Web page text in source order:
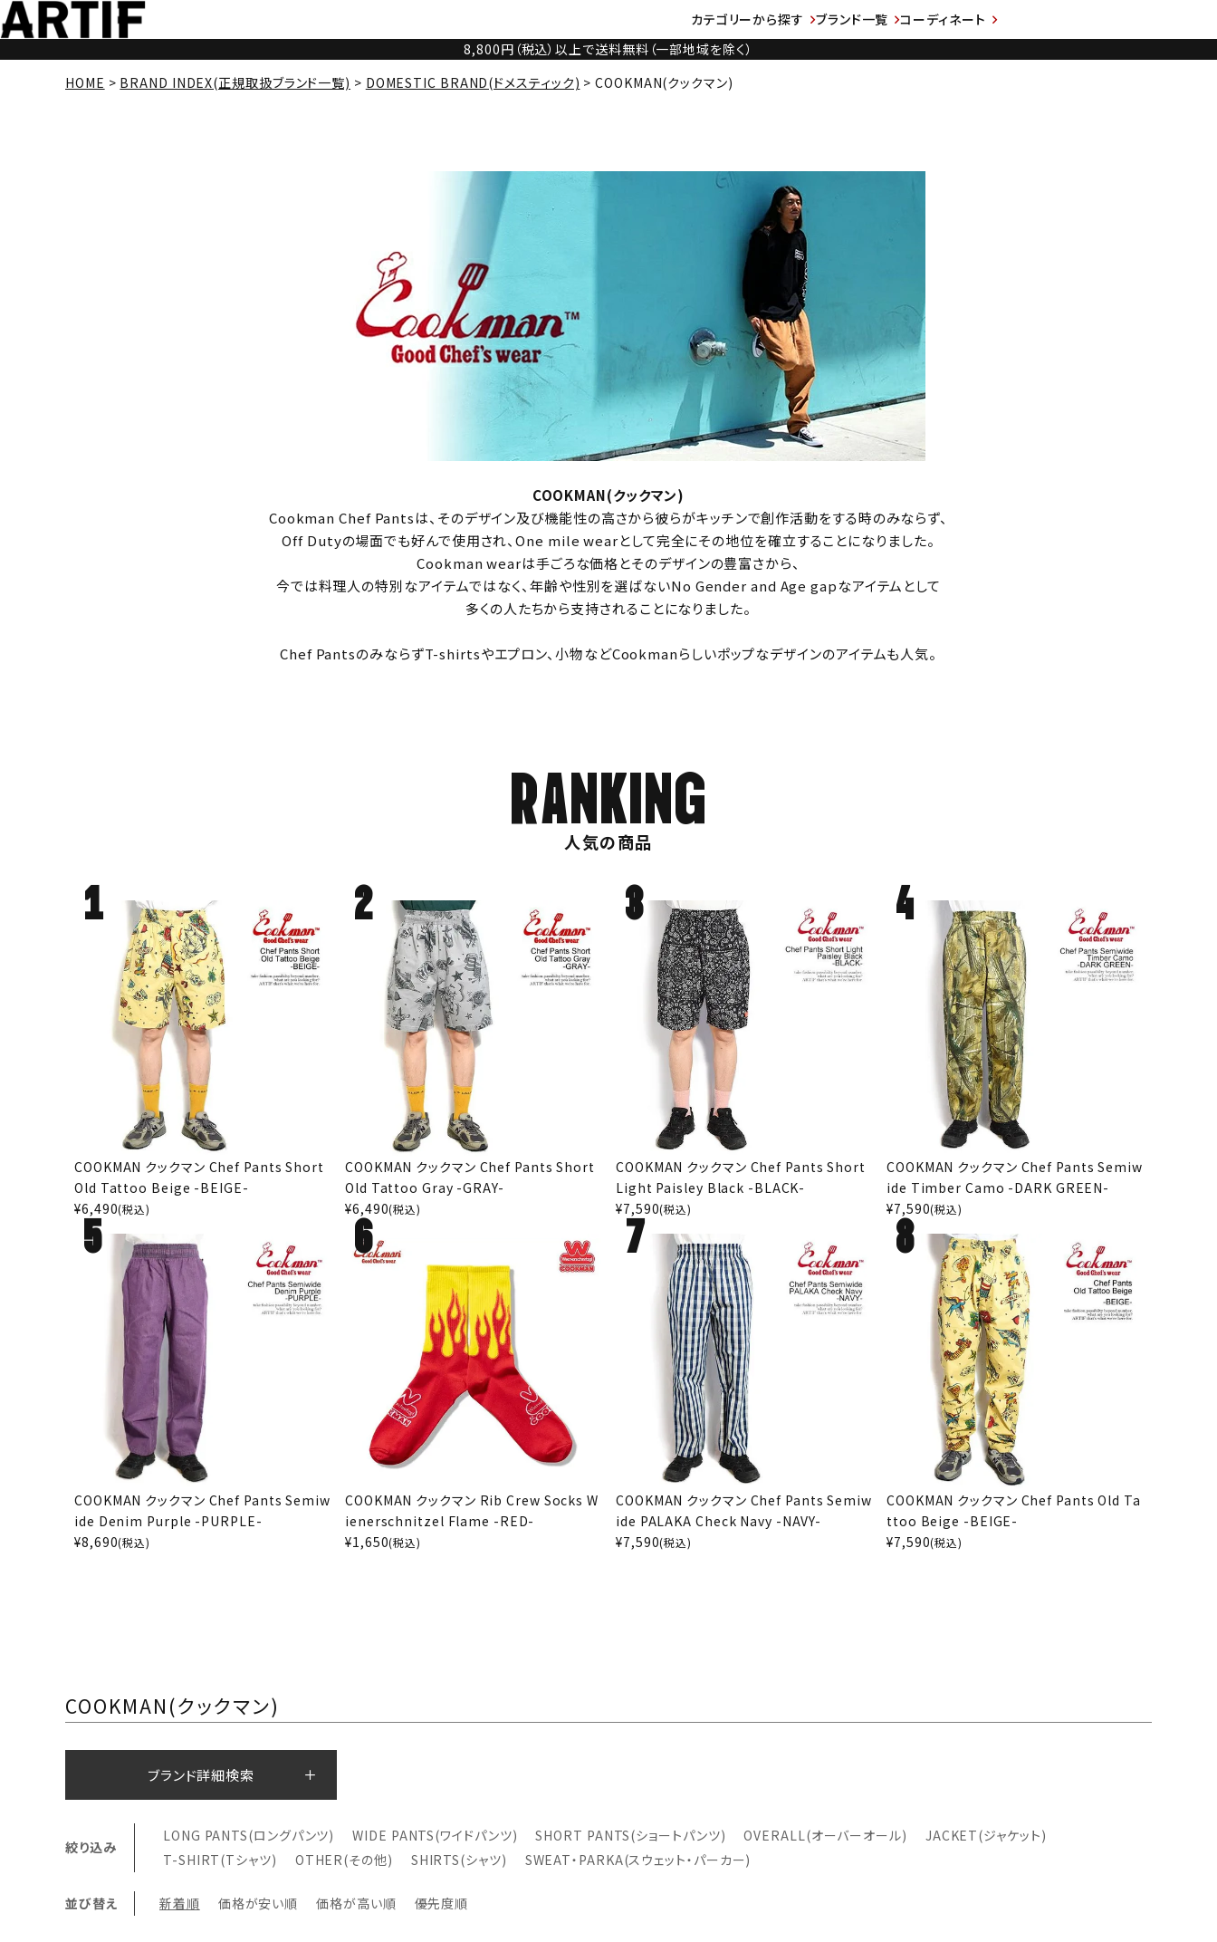
カテゴリーから探す ブランド一覧
コーディネート
8,800円（税込）以上で送料無料（一部地域を除く）
HOME
BRAND INDEX(正規取扱ブランド一覧) DOMESTIC BRAND(ドメスティック) COOKMAN(クックマン)
COOKMAN(クックマン)
Cookman Chef Pantsは、そのデザイン及び機能性の高さから彼らがキッチンで創作活動をする時のみならず、
Off Dutyの場面でも好んで使用され、One mile wearとして完全にその地位を確立することになりました。
Cookman wearは手ごろな価格とそのデザインの豊富さから、
今では料理人の特別なアイテムではなく、年齢や性別を選ばないNo Gender and Age gapなアイテムとして
多くの人たちから支持されることになりました。
Chef PantsのみならずT-shirtsやエプロン、小物などCookmanらしいポップなデザインのアイテムも人気。
RANKING
人気の商品
COOKMAN クックマン Chef Pants Short
Old Tattoo Beige -BEIGE-
¥6,490(税込)
COOKMAN クックマン Chef Pants Short
Old Tattoo Gray -GRAY-
¥6,490(税込)
COOKMAN クックマン Chef Pants Short
Light Paisley Black -BLACK-
¥7,590(税込)
COOKMAN クックマン Chef Pants Semiw
ide Timber Camo -DARK GREEN-
¥7,590(税込)
COOKMAN クックマン Chef Pants Semiw
ide Denim Purple -PURPLE-
¥8,690(税込)
COOKMAN クックマン Rib Crew Socks W
ienerschnitzel Flame -RED-
¥1,650(税込)
COOKMAN クックマン Chef Pants Semiw
ide PALAKA Check Navy -NAVY-
¥7,590(税込)
COOKMAN クックマン Chef Pants Old Ta
ttoo Beige -BEIGE-
¥7,590(税込)
COOKMAN(クックマン)
ブランド詳細検索
絞り込み
LONG PANTS(ロングパンツ) WIDE PANTS(ワイドパンツ) SHORT PANTS(ショートパンツ) OVERALL(オーバーオール)
JACKET(ジャケット)
T-SHIRT(Tシャツ)
OTHER(その他) SHIRTS(シャツ) SWEAT・PARKA(スウェット・パーカー)
並び替え 新着順 価格が安い順 価格が高い順 優先度順